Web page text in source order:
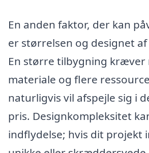
En anden faktor, der kan
er størrelsen og designet
En større tilbygning kræver
materiale og flere
naturligvis vil afspejle sig i
pris. Designkompleksitet
indflydelse; hvis dit projekt